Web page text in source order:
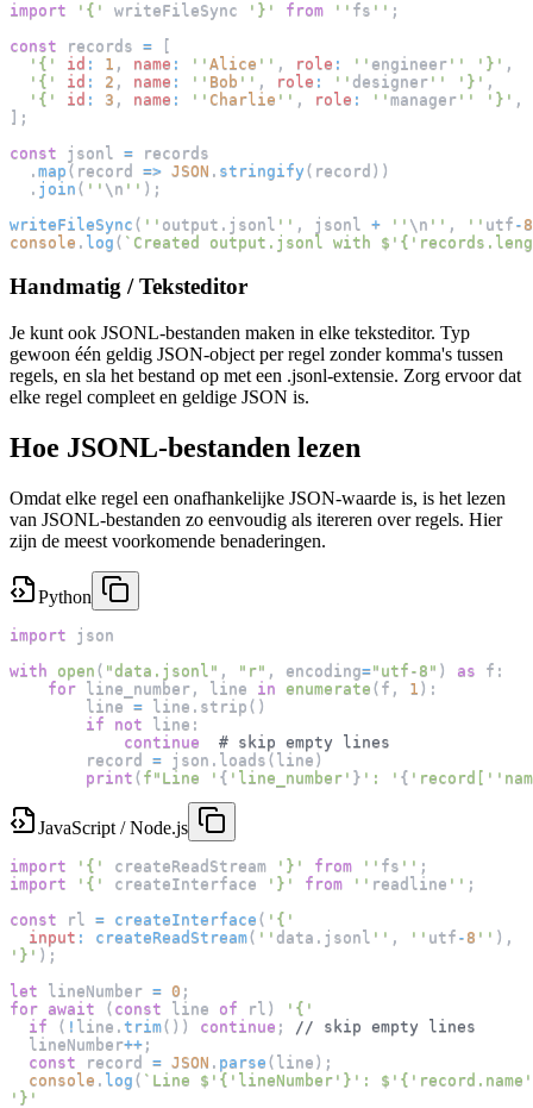
import '{' writeFileSync '}' from '' fs '' ;
const records =
[
'{'
id : 1 , name : '' Alice '' , role : '' engineer '' '}' ,
'{'
id : 2 , name : '' Bob '' , role : '' designer '' '}' ,
'{'
id : 3 , name : '' Charlie '' , role : '' manager '' '}' ,
] ;
const jsonl = records
. map ( record => JSON . stringify ( record ) )
. join ( '' \n '' ) ;
writeFileSync ( '' output . jsonl '' , jsonl + '' \n '' , '' utf - 8
console . log ( ` Created output.jsonl with
Handmatig / Teksteditor
Je kunt ook JSONL-bestanden maken in elke teksteditor. Typ
gewoon één geldig JSON-object per regel zonder komma's tussen
regels, en sla het bestand op met een .jsonl-extensie. Zorg ervoor dat
elke regel compleet en geldige JSON is.
Hoe JSONL-bestanden lezen
Omdat elke regel een onafhankelijke JSON-waarde is, is het lezen
van JSONL-bestanden zo eenvoudig als itereren over regels. Hier
zijn de meest voorkomende benaderingen.
Python
import json
with
open ( "data.jsonl" , "r" , encoding="utf-8" ) as f :
for line_number , line in enumerate ( f , 1 ) :
        line
= line . strip ( )
if
not line :
continue
# skip empty lines
        record
= json . loads ( line )
print ( f"Line ' { 'line_number' } ': ' { 'record['
JavaScript / Node.js
import '{' createReadStream '}' from '' fs '' ;
import
'{' createInterface '}' from '' readline '' ;
const rl = createInterface ( '{'
input : createReadStream( '' data . jsonl '' , '' utf - 8 '' ) ,
'}' ) ;
let lineNumber = 0 ;
for await ( const line of rl )
'{'
if
( ! line . trim( ) ) continue ;
// skip empty lines
  lineNumber
++ ;
const record = JSON . parse ( line ) ;
console . log ( ` Line $'{'lineNumber'}':
'}'